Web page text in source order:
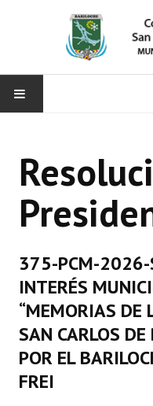
CONCEJO
Bloques Políticos
Comisiones Permanentes
Comisiones Especiales
Concejales Mandato
Programas
375-PCM-2026-
INTERÉS
“MEMORIAS DE
SAN CARLOS DE
POR EL
FREI